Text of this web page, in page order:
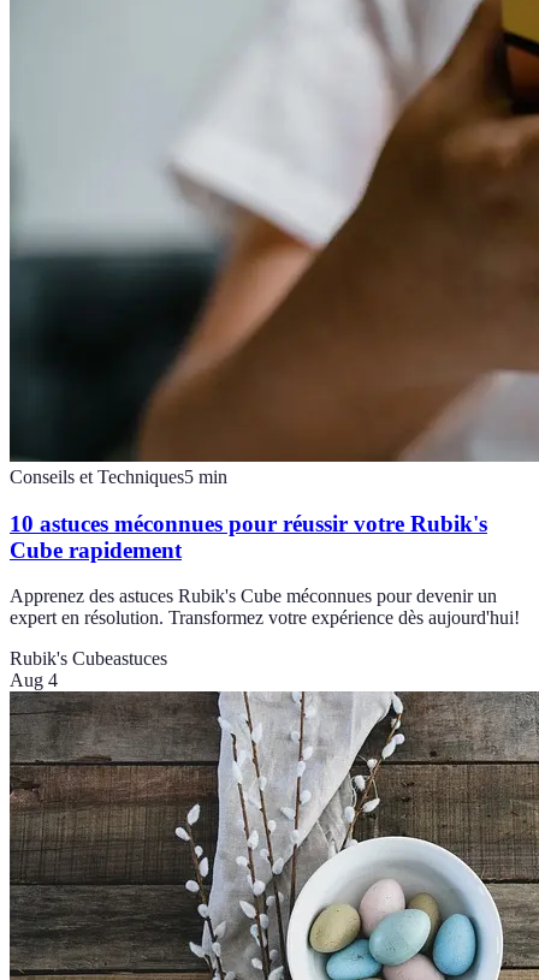
Conseils et Techniques5 min
10 astuces méconnues pour réussir votre Rubik's
Cube rapidement
Apprenez des astuces Rubik's Cube méconnues pour devenir un
expert en résolution. Transformez votre expérience dès aujourd'hui!
Rubik's Cubeastuces
Aug 4